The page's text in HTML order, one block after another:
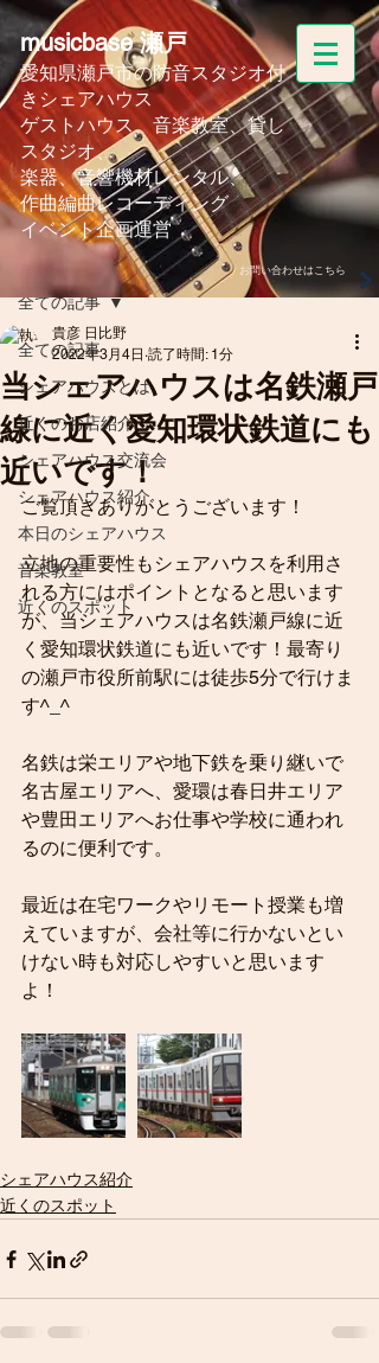
musicbase 瀬戸
愛知県瀬戸市の防音スタジオ付
きシェアハウス
ゲストハウス、音楽教室、貸し
スタジオ、
楽器、音響機材レンタル、
作曲編曲レコーディング
イベント企画運営
お問い合わせはこちら
全ての記事
シェアハウスとは
近くのお店紹介
シェアハウス交流会
シェアハウス紹介
本日のシェアハウス
音楽教室
近くのスポット
全ての記事
当シェアハウスは名鉄瀬戸
線に近く愛知環状鉄道にも
近いです！
貴彦 日比野
2022年3月4日 読了時間: 1分
ご覧頂きありがとうございます！
立地の重要性もシェアハウスを利用さ
れる方にはポイントとなると思います
が、当シェアハウスは名鉄瀬戸線に近
く愛知環状鉄道にも近いです！最寄り
の瀬戸市役所前駅には徒歩5分で行けま
す^_^
名鉄は栄エリアや地下鉄を乗り継いで
名古屋エリアへ、愛環は春日井エリア
や豊田エリアへお仕事や学校に通われ
るのに便利です。
最近は在宅ワークやリモート授業も増
えていますが、会社等に行かないとい
けない時も対応しやすいと思います
よ！
シェアハウス紹介
近くのスポット